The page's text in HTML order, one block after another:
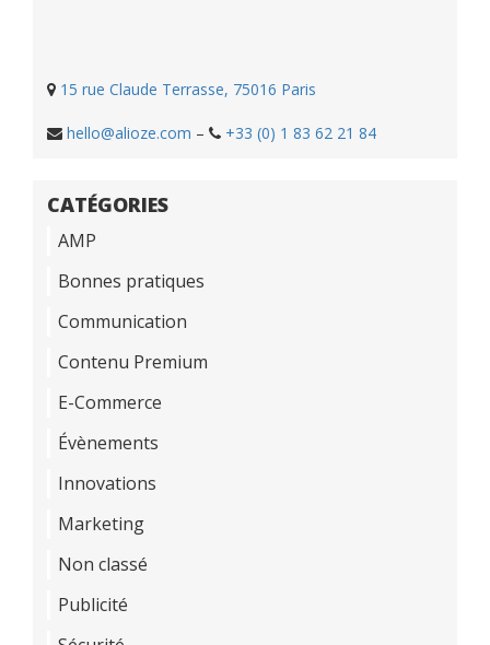
15 rue Claude Terrasse, 75016 Paris
hello@alioze.com – +33 (0) 1 83 62 21 84
CATÉGORIES
AMP
Bonnes pratiques
Communication
Contenu Premium
E-Commerce
Évènements
Innovations
Marketing
Non classé
Publicité